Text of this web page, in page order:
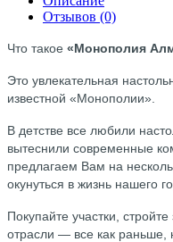
Отзывов (0)
Что такое «Монополия
Это увлекательная
известной «Монополии».
В детстве все любили
вытеснили современные
предлагаем Вам на
окунуться в жизнь нашего
Покупайте участки,
отрасли — все как раньше,